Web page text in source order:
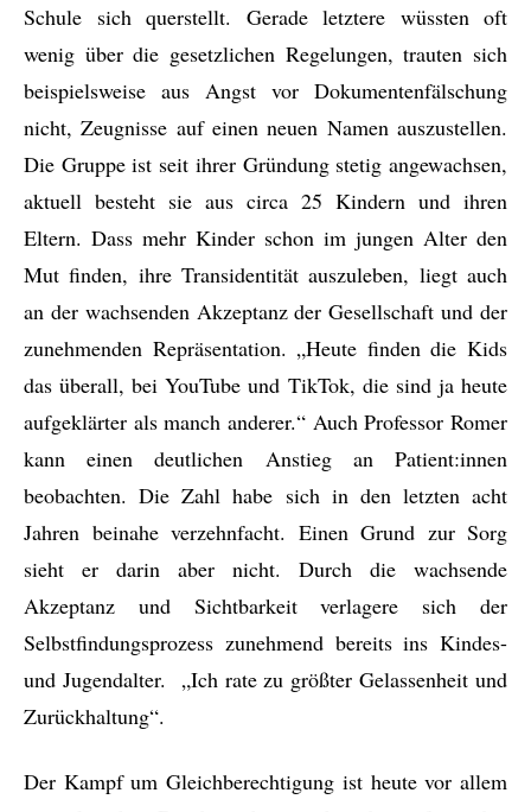
Schule sich querstellt. Gerade letztere wüssten oft
wenig über die gesetzlichen Regelungen, trauten sich
beispielsweise aus Angst vor Dokumentenfälschung
nicht, Zeugnisse auf einen neuen Namen auszustellen.
Die Gruppe ist seit ihrer Gründung stetig angewachsen,
aktuell besteht sie aus circa 25 Kindern und ihren
Eltern. Dass mehr Kinder schon im jungen Alter den
Mut finden, ihre Transidentität auszuleben, liegt auch
an der wachsenden Akzeptanz der Gesellschaft und der
zunehmenden Repräsentation. „Heute finden die Kids
das überall, bei YouTube und TikTok, die sind ja heute
aufgeklärter als manch anderer.“ Auch Professor Romer
kann einen deutlichen Anstieg an Patient:innen
beobachten. Die Zahl habe sich in den letzten acht
Jahren beinahe verzehnfacht. Einen Grund zur Sorg
sieht er darin aber nicht. Durch die wachsende
Akzeptanz und Sichtbarkeit verlagere sich der
Selbstfindungsprozess zunehmend bereits ins Kindes-
und Jugendalter. „Ich rate zu größter Gelassenheit und
Zurückhaltung“.
Der Kampf um Gleichberechtigung ist heute vor allem